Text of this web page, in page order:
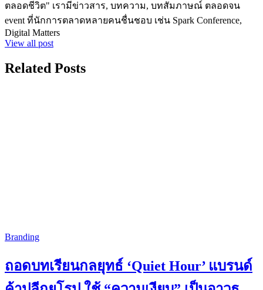
ตลอดชีวิต" เรามีข่าวสาร, บทความ, บทสัมภาษณ์ ตลอดจน
event ที่นักการตลาดหลายคนชื่นชอบ เช่น Spark Conference,
Digital Matters
View all post
Related Posts
Branding
ถอดบทเรียนกลยุทธ์ ‘Quiet Hour’ แบรนด์